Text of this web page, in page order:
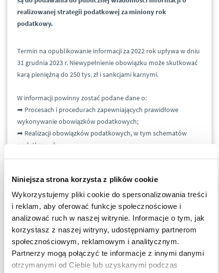
Niniejsza strona korzysta z plików cookie
Wykorzystujemy pliki cookie do spersonalizowania treści
i reklam, aby oferować funkcje społecznościowe i
analizować ruch w naszej witrynie. Informacje o tym, jak
korzystasz z naszej witryny, udostępniamy partnerom
społecznościowym, reklamowym i analitycznym.
Partnerzy mogą połączyć te informacje z innymi danymi
otrzymanymi od Ciebie lub uzyskanymi podczas
realizowanej strategii podatkowej za miniony rok
podatkowy.
Termin na opublikowanie informacji za 2022 rok upływa w dniu
31 grudnia 2023 r. Niewypełnienie obowiązku może skutkować
karą pieniężną do 250 tys. zł i sankcjami karnymi.
W informacji powinny zostać podane dane o:
➡ Procesach i procedurach zapewniających prawidłowe
wykonywanie obowiązków podatkowych;
➡ Realizacji obowiązków podatkowych, w tym schematów
podatkowych;
➡ Transakcjach z podmiotami powiązanymi;
restrukturyzacyjnych;
➡ Wnioskach o wydanie interpretacji indywidualnej oraz
informacjach stawkowych czy akcyzowych;
➡ Transakcjach z podmiotami z rajów podatkowych.
Ten obowiązek to okazja do samodzielnego przeglądu i oceny,
czy nasze procedury i procesy podatkowe są zgodne z
aktualnymi przepisami. Konieczne jest również zweryfikowanie